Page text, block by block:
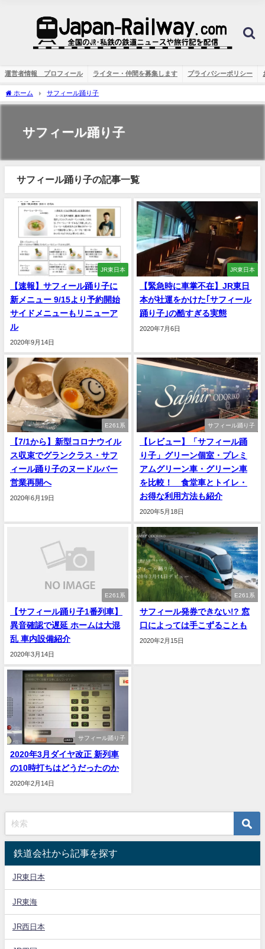
運営者情報 プロフィール ライター・仲間を募集します プライバシーポリシー
ホーム サフィール踊り子
サフィール踊り子
サフィール踊り子の記事一覧
JR東日本
【速報】サフィール踊り子に
新メニュー 9/15より予約開始
サイドメニューもリニューア
ル
2020年9月14日
JR東日本
【緊急時に車掌不在】JR東日
本が社運をかけた｢サフィール
踊り子｣の酷すぎる実態
2020年7月6日
E261系
【7/1から】新型コロナウイル
ス収束でグランクラス・サフ
ィール踊り子のヌードルバー
営業再開へ
2020年6月19日
サフィール踊り子
【レビュー】「サフィール踊
り子」グリーン個室・プレミ
アムグリーン車・グリーン車
を比較！ 食堂車とトイレ・
お得な利用方法も紹介
2020年5月18日
E261系
【サフィール踊り子1番列車】
異音確認で遅延 ホームは大混
乱 車内設備紹介
2020年3月14日
E261系
サフィール発券できない!? 窓
口によっては手こずることも
2020年2月15日
サフィール踊り子
2020年3月ダイヤ改正 新列車
の10時打ちはどうだったのか
2020年2月14日
鉄道会社から記事を探す
JR東日本
JR東海
JR西日本